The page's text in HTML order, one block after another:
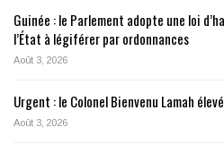
Guinée : le Parlement adopte une loi
l’État à légiférer par ordonnances
Août 3, 2026
Urgent : le Colonel Bienvenu Lamah
Août 3, 2026